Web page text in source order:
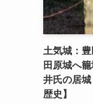
土気城：
田原城へ
井氏の居
歴史】